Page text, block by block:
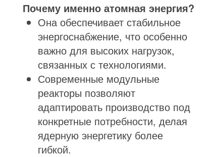
Почему именно атомная энергия?
Она обеспечивает стабильное
энергоснабжение, что особенно
важно для высоких нагрузок,
связанных с технологиями.
Современные модульные
реакторы позволяют
адаптировать производство под
конкретные потребности, делая
ядерную энергетику более
гибкой.